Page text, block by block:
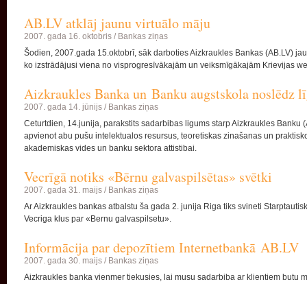
AB.LV atklāj jaunu virtuālo māju
2007. gada 16. oktobris / Bankas ziņas
Šodien, 2007.gada 15.oktobrī, sāk darboties Aizkraukles Bankas (AB.LV)
ko izstrādājusi viena no visprogresīvākajām un veiksmīgākajām Krievijas
Aizkraukles Banka un Banku augstskola noslēdz
2007. gada 14. jūnijs / Bankas ziņas
Ceturtdien, 14.junija, parakstits sadarbibas ligums starp Aizkraukles Banku
apvienot abu pušu intelektualos resursus, teoretiskas zinašanas un
akademiskas vides un banku sektora attistibai.
Vecrīgā notiks «Bērnu galvaspilsētas» svētki
2007. gada 31. maijs / Bankas ziņas
Ar Aizkraukles bankas atbalstu ša gada 2. junija Riga tiks svineti
Vecriga klus par «Bernu galvaspilsetu».
Informācija par depozītiem Internetbankā AB.LV
2007. gada 30. maijs / Bankas ziņas
Aizkraukles banka vienmer tiekusies, lai musu sadarbiba ar klientiem butu